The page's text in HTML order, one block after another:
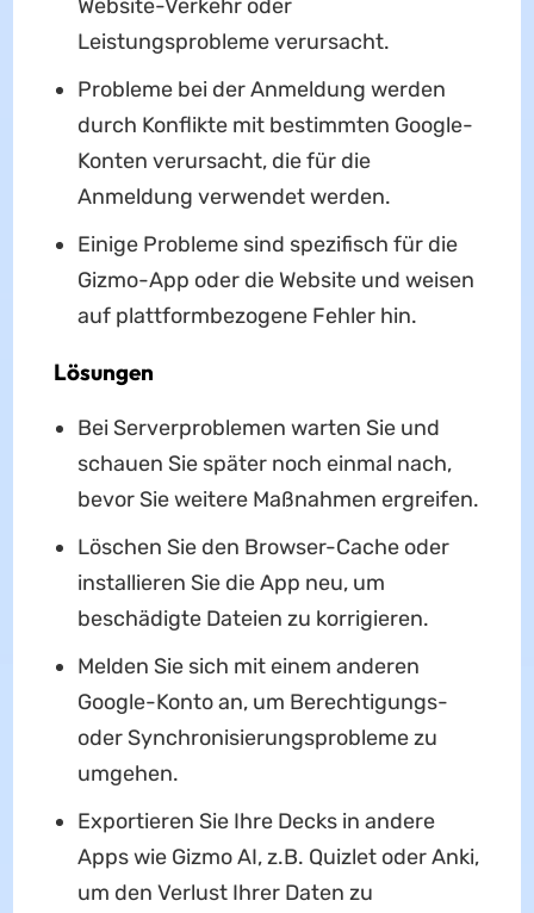
Website-Verkehr oder
Leistungsprobleme verursacht.
Probleme bei der Anmeldung werden
durch Konflikte mit bestimmten Google-
Konten verursacht, die für die
Anmeldung verwendet werden.
Einige Probleme sind spezifisch für die
Gizmo-App oder die Website und weisen
auf plattformbezogene Fehler hin.
Lösungen
Bei Serverproblemen warten Sie und
schauen Sie später noch einmal nach,
bevor Sie weitere Maßnahmen ergreifen.
Löschen Sie den Browser-Cache oder
installieren Sie die App neu, um
beschädigte Dateien zu korrigieren.
Melden Sie sich mit einem anderen
Google-Konto an, um Berechtigungs-
oder Synchronisierungsprobleme zu
umgehen.
Exportieren Sie Ihre Decks in andere
Apps wie Gizmo AI, z.B. Quizlet oder Anki,
um den Verlust Ihrer Daten zu